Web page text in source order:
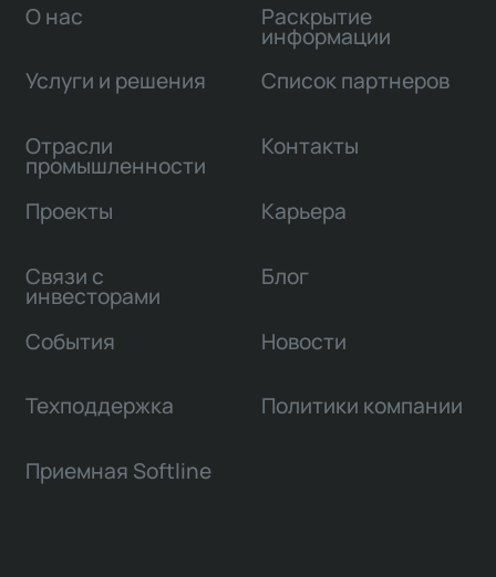
О нас
Услуги и решения
Отрасли
промышленности
Проекты
Связи с
инвесторами
Раскрытие
информации
Список партнеров
Контакты
Карьера
Блог
События Новости
Техподдержка Политики компании
Приемная Softline